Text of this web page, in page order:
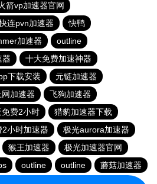
箭vp加速器官网
连pvn加速器
快鸭
加速器
outline
器
十大免费加速神器
下载安装
元链加速器
加速器
飞狗加速器
费2小时
猎豹加速器下载
2小时加速器
极光aurora加速器
猴王加速器
极光加速器官网
outline outline
蘑菇加速器